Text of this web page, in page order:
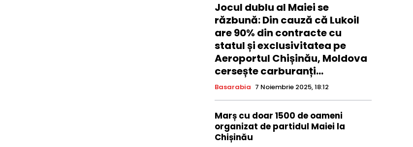
Jocul dublu al Maiei se
răzbună: Din cauză că Lukoil
are 90% din contracte cu
statul și exclusivitatea pe
Aeroportul Chișinău, Moldova
cersește carburanți...
Basarabia 7 Noiembrie 2025, 18:12
Marș cu doar 1500 de oameni
organizat de partidul Maiei la
Chișinău